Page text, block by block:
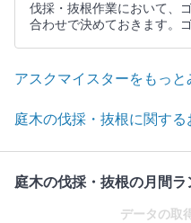
伐採・抜根作業において、
合わせで決めておきます。
アスクマイスターをもっと
庭木の伐採・抜根に関す
庭木の伐採・抜根の月間ラ
データの取